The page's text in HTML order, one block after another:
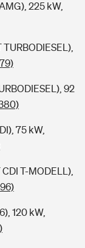
225 kW,
92
75 kW,
T-MODELL),
120 kW,